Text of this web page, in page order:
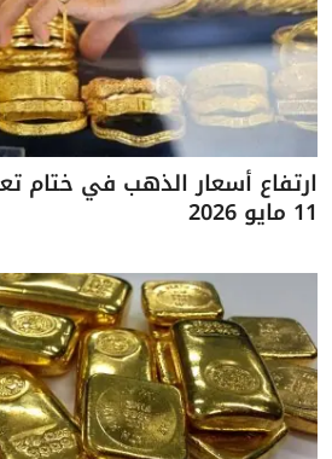
ارتفاع أسعار الذهب في ختام
11 مايو 2026